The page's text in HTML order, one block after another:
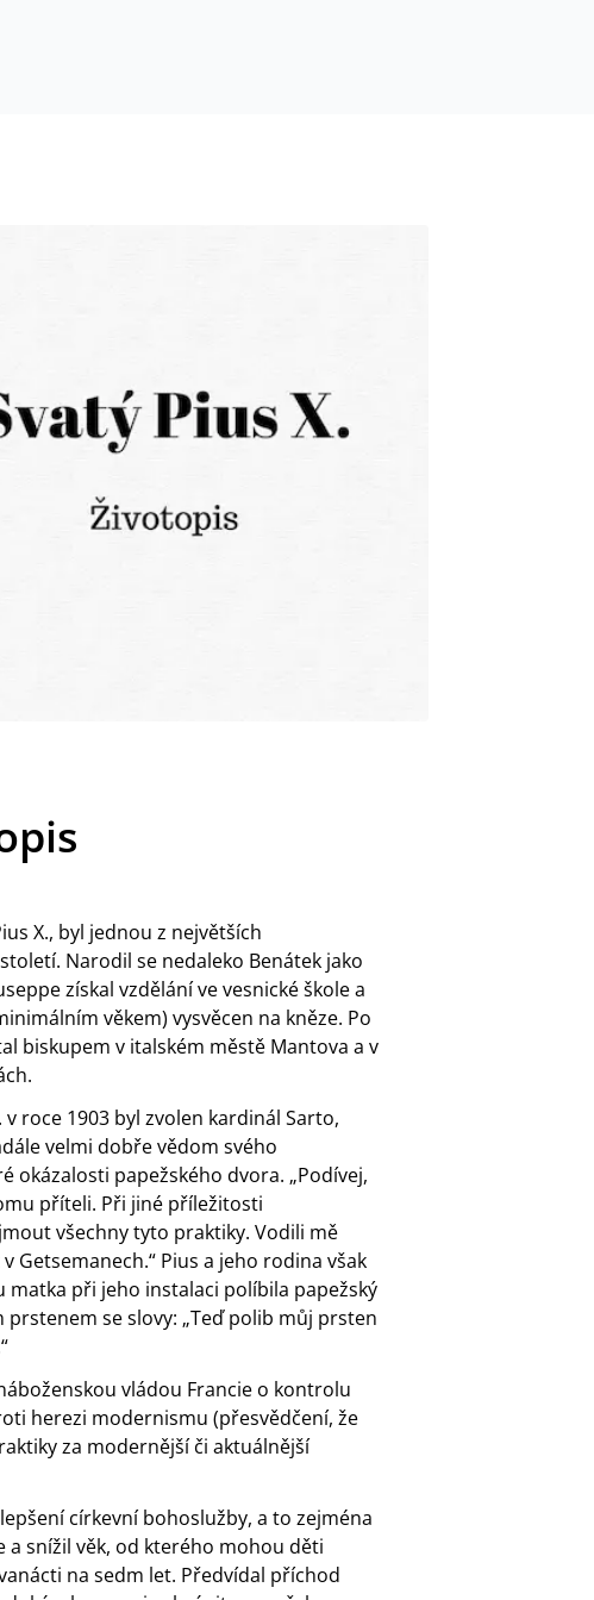
X., byl jednou z největších
Narodil se nedaleko Benátek jako
získal vzdělání ve vesnické škole a
věkem) vysvěcen na kněze. Po
biskupem v italském městě Mantova a v
roce 1903 byl zvolen kardinál Sarto,
velmi dobře vědom svého
okázalosti papežského dvora. „Podívej,
příteli. Při jiné příležitosti
všechny tyto praktiky. Vodili mě
Getsemanech.“ Pius a jeho rodina však
matka při jeho instalaci políbila papežský
se slovy: „Teď polib můj prsten
vládou Francie o kontrolu
herezi modernismu (přesvědčení, že
za modernější či aktuálnější
církevní bohoslužby, a to zejména
snížil věk, od kterého mohou děti
na sedm let. Předvídal příchod